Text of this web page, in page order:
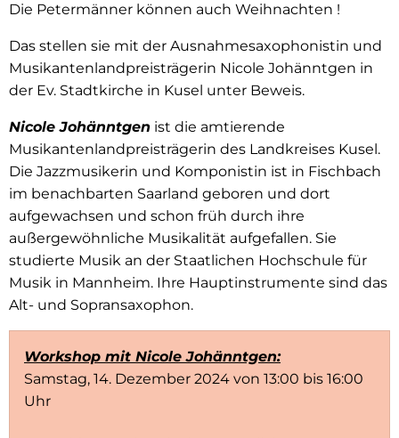
Die Petermänner können auch Weihnachten !
Das stellen sie mit der Ausnahmesaxophonistin und
Musikantenlandpreisträgerin Nicole Johänntgen in
der Ev. Stadtkirche in Kusel unter Beweis.
Nicole Johänntgen ist die amtierende
Musikantenlandpreisträgerin des Landkreises Kusel.
Die Jazzmusikerin und Komponistin ist in Fischbach
im benachbarten Saarland geboren und dort
aufgewachsen und schon früh durch ihre
außergewöhnliche Musikalität aufgefallen. Sie
studierte Musik an der Staatlichen Hochschule für
Musik in Mannheim. Ihre Hauptinstrumente sind das
Alt- und Sopransaxophon.
Workshop mit Nicole Johänntgen:
Samstag, 14. Dezember 2024 von 13:00 bis 16:00
Uhr